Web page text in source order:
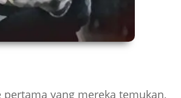
yang mereka temukan,